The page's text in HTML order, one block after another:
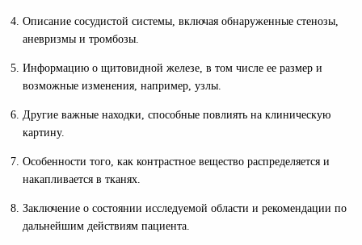
Описание сосудистой системы, включая обнаруженные стенозы,
аневризмы и тромбозы.
Информацию о щитовидной железе, в том числе ее размер и
возможные изменения, например, узлы.
Другие важные находки, способные повлиять на клиническую
картину.
Особенности того, как контрастное вещество распределяется и
накапливается в тканях.
Заключение о состоянии исследуемой области и рекомендации по
дальнейшим действиям пациента.